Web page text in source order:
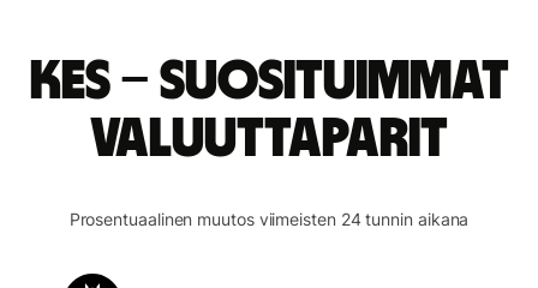
KES – suosituimmat
valuuttaparit
Prosentuaalinen muutos viimeisten 24 tunnin aikana